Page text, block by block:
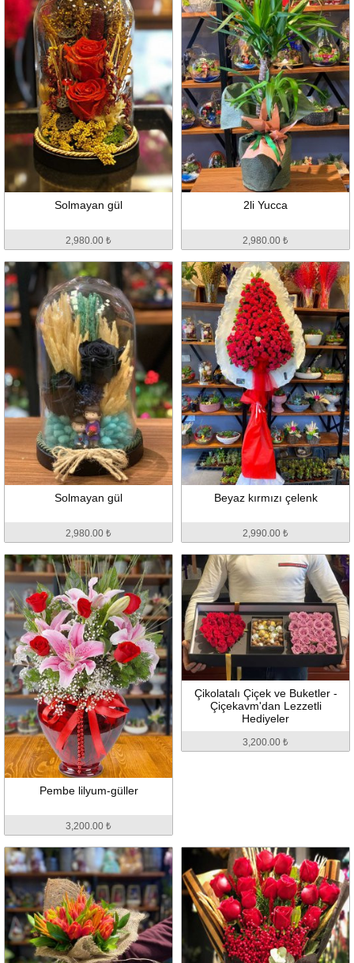
Solmayan gül
2,980.00 ₺
2li Yucca
2,980.00 ₺
Solmayan gül
2,980.00 ₺
Beyaz kırmızı çelenk
2,990.00 ₺
Pembe lilyum-güller
3,200.00 ₺
Çikolatalı Çiçek ve Buketler -
Çiçekavm'dan Lezzetli
Hediyeler
3,200.00 ₺